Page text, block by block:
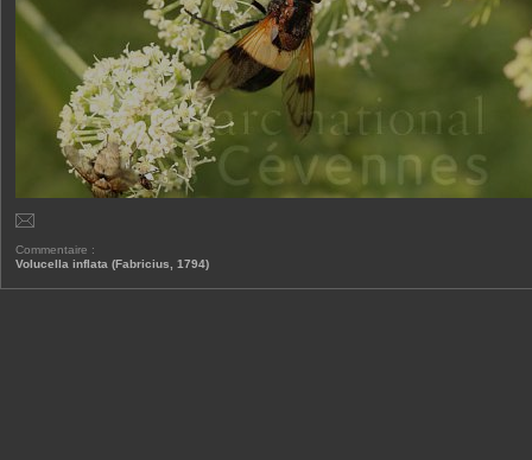
Commentaire :
Volucella inflata (Fabricius, 1794)